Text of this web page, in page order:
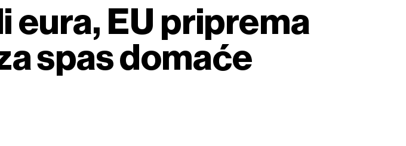
eura, EU priprema
spas domaće